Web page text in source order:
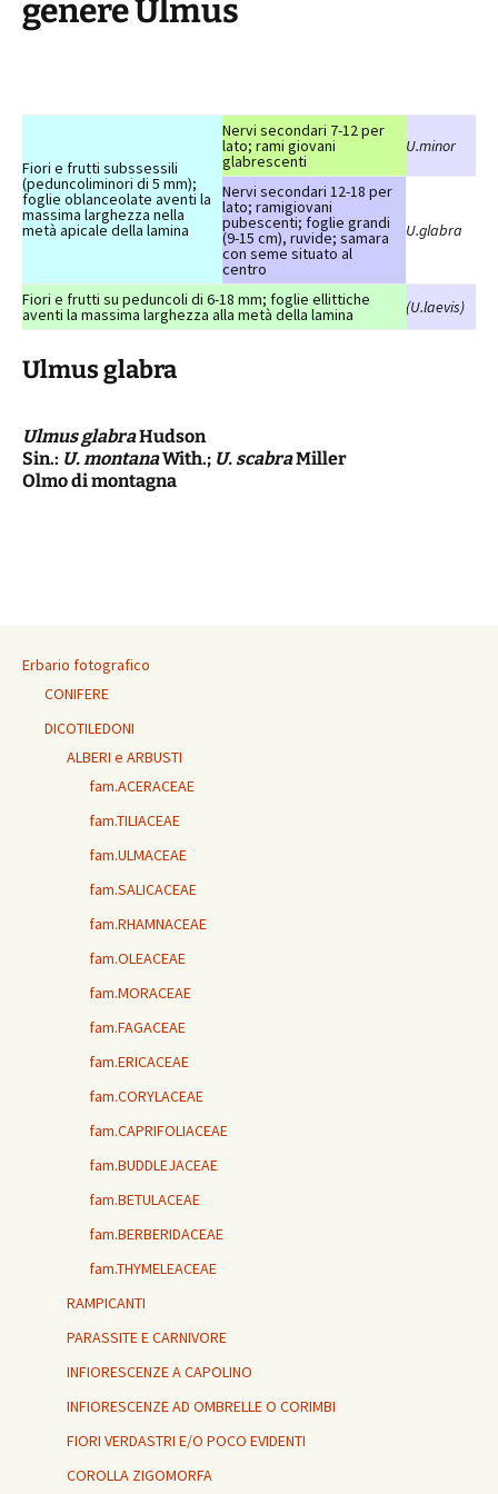
genere Ulmus
Fiori e frutti subssessili
(peduncoliminori di 5 mm);
foglie oblanceolate aventi la
massima larghezza nella
metà apicale della lamina
Nervi secondari 7-12 per
lato; rami giovani
glabrescenti
U.minor
Nervi secondari 12-18 per
lato; ramigiovani
pubescenti; foglie grandi
(9-15 cm), ruvide; samara
con seme situato al
centro
U.glabra
Fiori e frutti su peduncoli di 6-18 mm; foglie ellittiche
aventi la massima larghezza alla metà della lamina (U.laevis)
Ulmus glabra
Ulmus glabraHudson
Sin.: U. montanaWith.; U. scabraMiller
Olmo di montagna
Erbario fotografico
CONIFERE
DICOTILEDONI
ALBERI e ARBUSTI
fam.ACERACEAE
fam.TILIACEAE
fam.ULMACEAE
fam.SALICACEAE
fam.RHAMNACEAE
fam.OLEACEAE
fam.MORACEAE
fam.FAGACEAE
fam.ERICACEAE
fam.CORYLACEAE
fam.CAPRIFOLIACEAE
fam.BUDDLEJACEAE
fam.BETULACEAE
fam.BERBERIDACEAE
fam.THYMELEACEAE
RAMPICANTI
PARASSITE E CARNIVORE
INFIORESCENZE A CAPOLINO
INFIORESCENZE AD OMBRELLE O CORIMBI
FIORI VERDASTRI E/O POCO EVIDENTI
COROLLA ZIGOMORFA